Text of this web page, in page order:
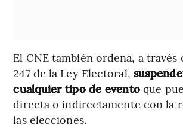
El CNE también ordena, a
247 de la Ley Electoral,
cualquier tipo de evento que
directa o indirectamente con la
las elecciones.